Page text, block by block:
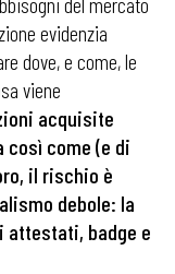
evidenzia
dove, e come, le
viene
acquisite
così come (e di
il rischio è
debole: la
attestati, badge e